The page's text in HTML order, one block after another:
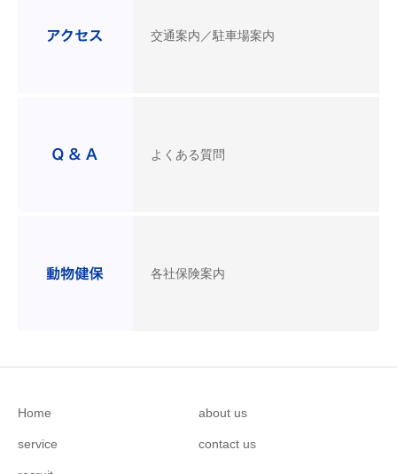
交通案内／駐車場案内
よくある質問
各社保険案内
Home about us
service contact us